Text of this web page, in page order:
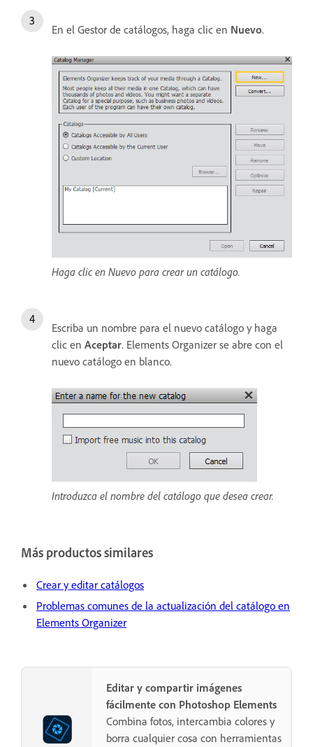
En el Gestor de catálogos, haga clic en Nuevo.
Haga clic en Nuevo para crear un catálogo.
Escriba un nombre para el nuevo catálogo y haga
clic en Aceptar. Elements Organizer se abre con el
nuevo catálogo en blanco.
Introduzca el nombre del catálogo que desea crear.
Más productos similares
Crear y editar catálogos
Problemas comunes de la actualización del catálogo en
Elements Organizer
Editar y compartir imágenes
fácilmente con Photoshop Elements
Combina fotos, intercambia colores y
borra cualquier cosa con herramientas